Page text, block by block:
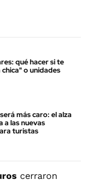
qué hacer si te
o unidades
más caro: el alza
a las nuevas
turistas
cerraron